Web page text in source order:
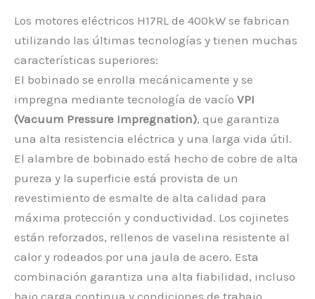
Los motores eléctricos H17RL de 400kW se fabrican
utilizando las últimas tecnologías y tienen muchas
características superiores:
El bobinado se enrolla mecánicamente y se
impregna mediante tecnología de vacío VPI
(Vacuum Pressure Impregnation), que garantiza
una alta resistencia eléctrica y una larga vida útil.
El alambre de bobinado está hecho de cobre de alta
pureza y la superficie está provista de un
revestimiento de esmalte de alta calidad para
máxima protección y conductividad. Los cojinetes
están reforzados, rellenos de vaselina resistente al
calor y rodeados por una jaula de acero. Esta
combinación garantiza una alta fiabilidad, incluso
bajo carga continua y condiciones de trabajo